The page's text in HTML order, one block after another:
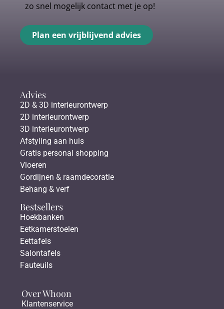
zo snel mogelijk contact met je op!
Plan een vrijblijvend advies
Advies
2D & 3D interieurontwerp
2D interieurontwerp
3D interieurontwerp
Afstyling aan huis
Gratis personal shopping
Vloeren
Gordijnen & raamdecoratie
Behang & verf
Bestsellers
Hoekbanken
Eetkamerstoelen
Eettafels
Salontafels
Fauteuils
Over Whoon
Klantenservice